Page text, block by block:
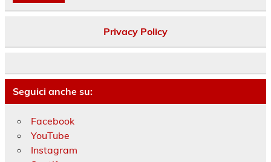
Privacy Policy
Seguici anche su:
Facebook
YouTube
Instagram